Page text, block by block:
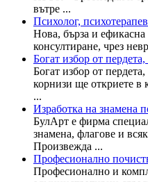
вътре ...
Психолог,
Нова, бърза и
консултиране, чрез
Богат избор от
Богат избор от
корнизи ще откриете
...
Изработка на знамена
БулАрт е фирма
знамена, флагове и
Прoизвежда ...
Професионално
Професионално и